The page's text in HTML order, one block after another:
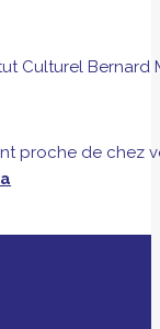
Culturel Bernard
proche de chez